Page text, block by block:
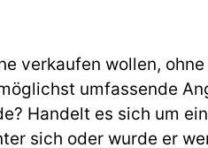
verkaufen wollen,
umfassende
Handelt es sich um
sich oder wurde er